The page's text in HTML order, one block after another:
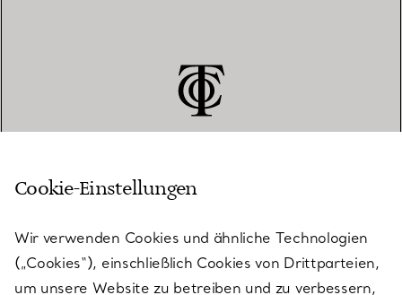
KUNDENSERVICE
SERVICES
Cookie-Einstellungen
Wir verwenden Cookies und ähnliche Technologien
(„Cookies“), einschließlich Cookies von Drittparteien,
um unsere Website zu betreiben und zu verbessern,